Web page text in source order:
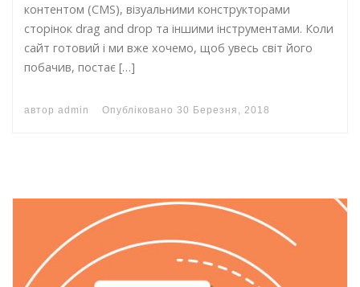
контентом (CMS), візуальними конструкторами
сторінок drag and drop та іншими інструментами. Коли
сайт готовий і ми вже хочемо, щоб увесь світ його
побачив, постає […]
автор admin Опубліковано 30 Березня, 2018